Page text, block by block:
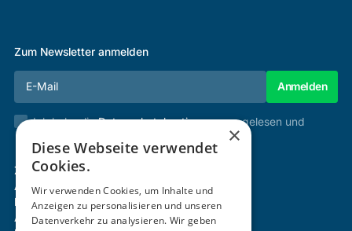
Zum Newsletter anmelden
Ich habe dieDatenschutzbestimmungengelesen und
Zertifizierung & Verifikation
Akademie
Mitgliedschaft
Aktivitäten
×
Diese Webseite verwendet
Cookies.
Wir verwenden Cookies, um Inhalte und
Anzeigen zu personalisieren und unseren
Datenverkehr zu analysieren. Wir geben